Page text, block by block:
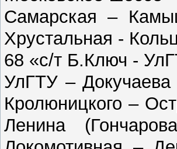
Самарская –
Хрустальная -
68 «с/т Б.Ключ -
УлГТУ –
Кролюницкого –
Ленина